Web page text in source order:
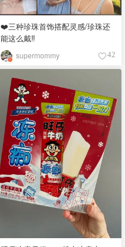
❤️三种珍珠首饰搭配灵感/珍珠还
能这么戴‼️
supermommy 42